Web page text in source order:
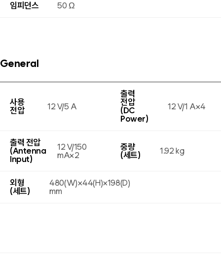
임피던스 50 Ω
General
사용
전압
12 V/5 A
출력
전압
(DC
Power)
12 V/1 A×4
출력 전압
(Antenna
Input)
12 V/150
mA×2
중량
(세트)
1.92 kg
외형
(세트)
480(W)×44(H)×198(D)
mm